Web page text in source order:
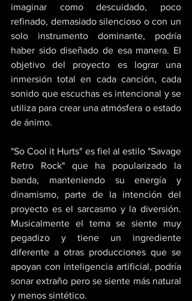
imaginar como descuidado, poco
refinado, demasiado silencioso o con un
solo instrumento dominante, podría
haber sido diseñado de esa manera. El
objetivo del proyecto es lograr una
inmersión total en cada canción, cada
sonido que escuchas es intencional y se
utiliza para crear una atmósfera o estado
de ánimo.
"So Cool it Hurts" es fiel al estilo "Savage
Retro Rock" que ha popularizado la
banda, manteniendo su energía y
dinamismo, parte de la intención del
proyecto es el sarcasmo y la diversión.
Musicalmente el tema se siente muy
pegadizo y tiene un ingrediente
diferente a otras producciones que se
apoyan con inteligencia artificial, podría
sonar extraño pero se siente más natural
y menos sintético.